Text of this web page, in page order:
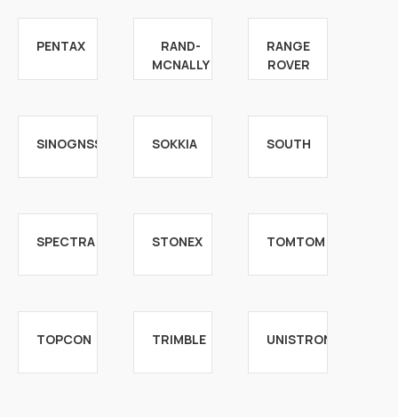
PENTAX
RAND-
MCNALLY
RANGE
ROVER
SINOGNSS SOKKIA SOUTH
SPECTRA STONEX TOMTOM
TOPCON TRIMBLE UNISTRONG